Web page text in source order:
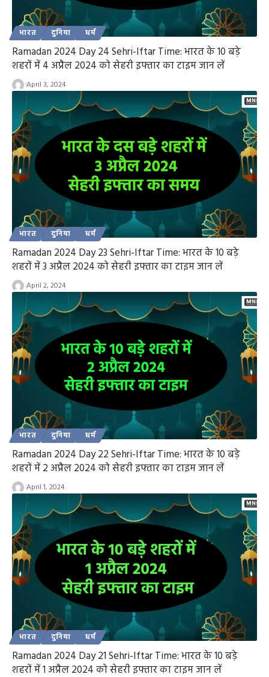
भारत दुनिया धर्म
Ramadan 2024 Day 24 Sehri-Iftar Time: भारत के 10 बड़े
शहरों में 4 अप्रैल 2024 को सेहरी इफ्तार का टाइम जान लें
April 3, 2024
भारत दुनिया धर्म
Ramadan 2024 Day 23 Sehri-Iftar Time: भारत के 10 बड़े
शहरों में 3 अप्रैल 2024 को सेहरी इफ्तार का टाइम जान लें
April 2, 2024
भारत दुनिया धर्म
Ramadan 2024 Day 22 Sehri-Iftar Time: भारत के 10 बड़े
शहरों में 2 अप्रैल 2024 को सेहरी इफ्तार का टाइम जान लें
April 1, 2024
भारत दुनिया धर्म
Ramadan 2024 Day 21 Sehri-Iftar Time: भारत के 10 बड़े
शहरों में 1 अप्रैल 2024 को सेहरी इफ्तार का टाइम जान लें